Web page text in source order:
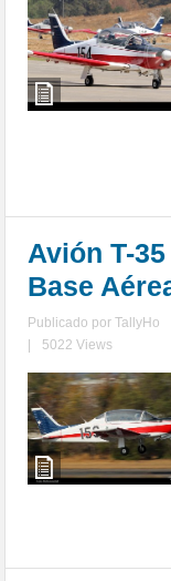
Avión T-
Base
Publicado porTallyHo
5022 Views